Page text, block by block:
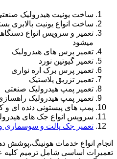
ساخت یونیت هیدرولیک
ساخت انواع یونیت بالابری
تعمیر و سرویس انواع
میشود
تعمیر پرس های هیدرولیک
تعمیر گیوتین نورد
تعمیر پرس برک اره نواری
تعمیر تزریق پلاستیک
تعمیر پمپ هیدرولیک صنعتی
تعمیر پمپ هیدرولیک
پمپ های پیستونی دنده ای و
سرویس انواع جک های
تعمیر جک پالت و سوسماری
انجام انواع خدمات هونینگ،پوشش
تعمیرات اساسی شامل ترمیم